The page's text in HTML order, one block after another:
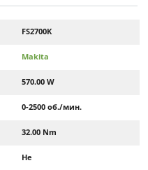
FS2700K
Makita
570.00 W
0-2500 об./мин.
32.00 Nm
Не